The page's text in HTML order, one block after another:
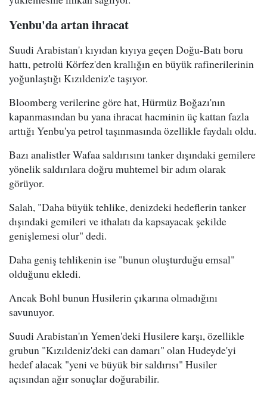
Yenbu'da artan ihracat
Suudi Arabistan'ı kıyıdan kıyıya geçen Doğu-Batı boru
hattı, petrolü Körfez'den krallığın en büyük rafinerilerinin
yoğunlaştığı Kızıldeniz'e taşıyor.
Bloomberg verilerine göre hat, Hürmüz Boğazı'nın
kapanmasından bu yana ihracat hacminin üç kattan fazla
arttığı Yenbu'ya petrol taşınmasında özellikle faydalı oldu.
Bazı analistler Wafaa saldırısını tanker dışındaki gemilere
yönelik saldırılara doğru muhtemel bir adım olarak
görüyor.
Salah, "Daha büyük tehlike, denizdeki hedeflerin tanker
dışındaki gemileri ve ithalatı da kapsayacak şekilde
genişlemesi olur" dedi.
Daha geniş tehlikenin ise "bunun oluşturduğu emsal"
olduğunu ekledi.
Ancak Bohl bunun Husilerin çıkarına olmadığını
savunuyor.
Suudi Arabistan'ın Yemen'deki Husilere karşı, özellikle
grubun "Kızıldeniz'deki can damarı" olan Hudeyde'yi
hedef alacak "yeni ve büyük bir saldırısı" Husiler
açısından ağır sonuçlar doğurabilir.